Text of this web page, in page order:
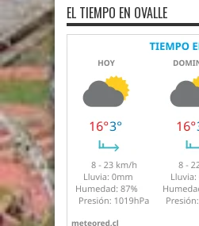
EL TIEMPO EN OVALLE